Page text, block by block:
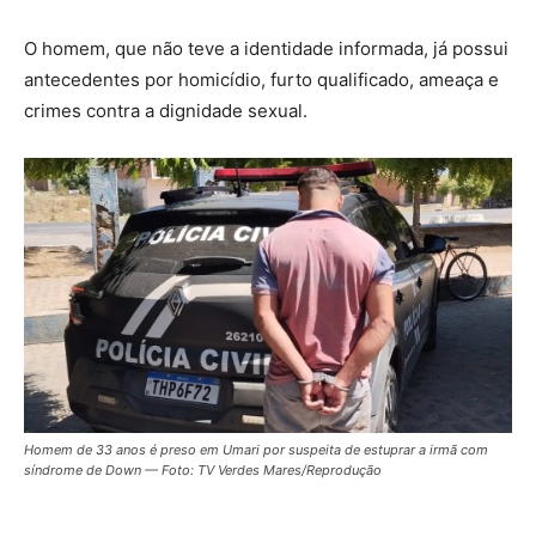
O homem, que não teve a identidade informada, já possui
antecedentes por homicídio, furto qualificado, ameaça e
crimes contra a dignidade sexual.
Homem de 33 anos é preso em Umari por suspeita de estuprar a irmã com
síndrome de Down — Foto: TV Verdes Mares/Reprodução